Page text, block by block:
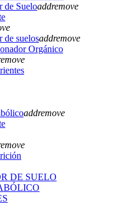
de Sueloaddremove
de suelosaddremove
Orgánico
addremove
DE SUELO